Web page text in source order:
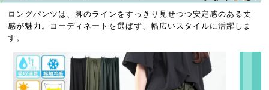
ロングパンツは、脚のラインをすっきり見せつつ安定感のある丈
感が魅力。コーディネートを選ばず、幅広いスタイルに活躍しま
す。